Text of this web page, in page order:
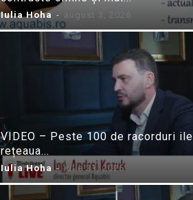
Iulia Hoha - august 3, 2026
VIDEO – Peste 100 de racorduri
rețeaua...
Iulia Hoha - iulie 31, 2026